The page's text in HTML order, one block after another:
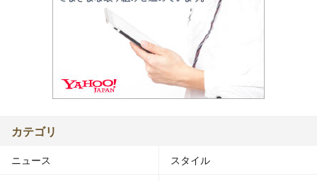
カテゴリ
ニュース スタイル